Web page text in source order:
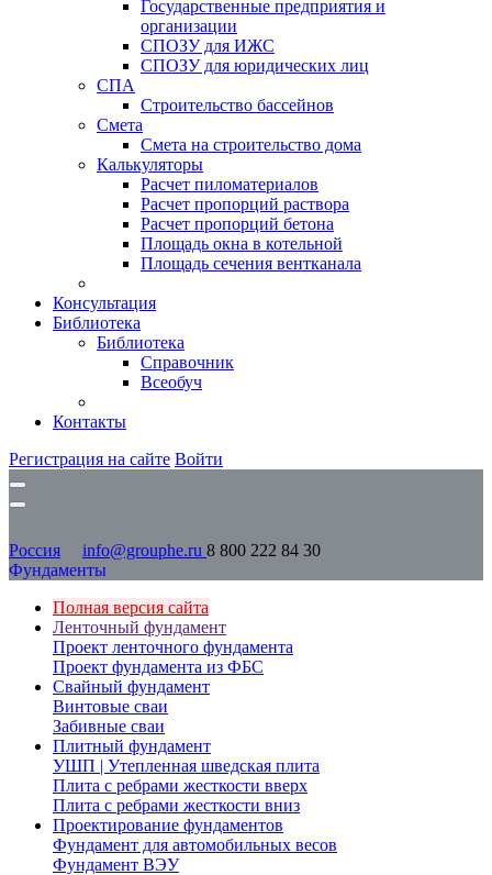
Государственные предприятия и
организации
СПОЗУ для ИЖС
СПОЗУ для юридических лиц
СПА
Строительство бассейнов
Смета
Смета на строительство дома
Калькуляторы
Расчет пиломатериалов
Расчет пропорций раствора
Расчет пропорций бетона
Площадь окна в котельной
Площадь сечения вентканала
Консультация
Библиотека
Библиотека
Справочник
Всеобуч
Контакты
Регистрация на сайте Войти
Россия info@grouphe.ru 8 800 222 84 30
Фундаменты
Полная версия сайта
Ленточный фундамент
Проект ленточного фундамента
Проект фундамента из ФБС
Свайный фундамент
Винтовые сваи
Забивные сваи
Плитный фундамент
УШП | Утепленная шведская плита
Плита с ребрами жесткости вверх
Плита с ребрами жесткости вниз
Проектирование фундаментов
Фундамент для автомобильных весов
Фундамент ВЭУ